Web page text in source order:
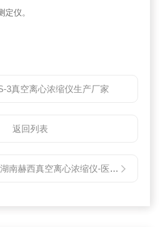
定仪。
3真空离心浓缩仪生产厂家
返回列表
南赫西真空离心浓缩仪-医用离心机